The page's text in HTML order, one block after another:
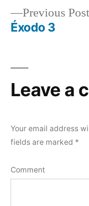
navigation
Previous Post
Éxodo 3
Leave a
Your email address
fields are marked *
Comment